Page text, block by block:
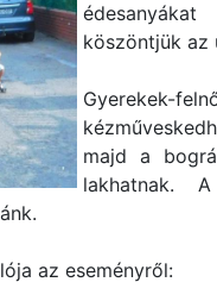
köszöntjük az
majd a
lakhatnak.
az eseményről: